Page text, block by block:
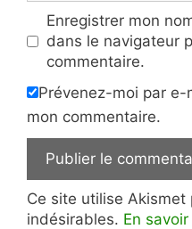
Enregistrer mon
dans le navigateur
commentaire.
Prévenez-moi par e-
mon commentaire.
Ce site utilise Akismet
indésirables. En